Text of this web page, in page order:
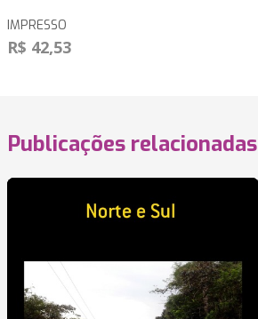
IMPRESSO
R$ 42,53
Publicações relacionadas